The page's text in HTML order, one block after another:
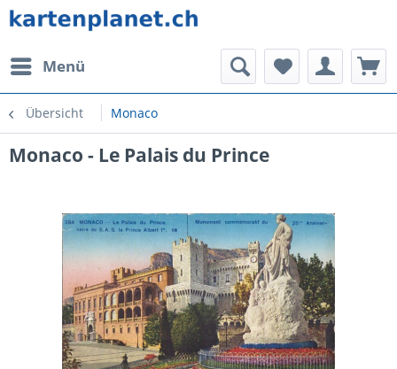
Menü
Übersicht Monaco
Monaco - Le Palais du Prince